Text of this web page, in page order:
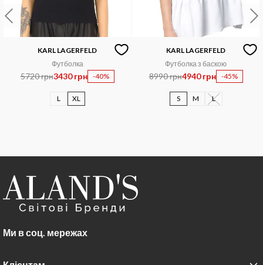
KARL LAGERFELD
Футболка
5720 грн3430 грн -40%
L XL
KARL LAGERFELD
Футболка з баскою
8990 грн4940 грн -45%
S M L
Ми в соц. мережах